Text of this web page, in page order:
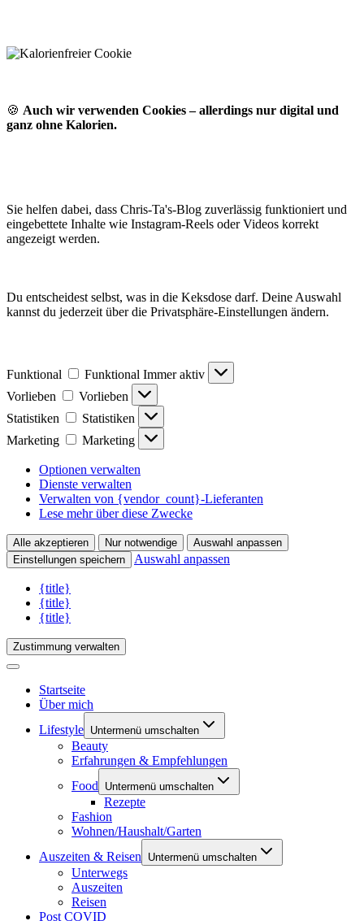
🍪 Auch wir verwenden Cookies – allerdings nur digital und
ganz ohne Kalorien.
Sie helfen dabei, dass Chris-Ta's-Blog zuverlässig funktioniert und
eingebettete Inhalte wie Instagram-Reels oder Videos korrekt
angezeigt werden.
Du entscheidest selbst, was in die Keksdose darf. Deine Auswahl
kannst du jederzeit über die Privatsphäre-Einstellungen ändern.
Funktional Funktional Immer aktiv
Vorlieben
Vorlieben
Statistiken
Statistiken
Marketing
Marketing
Optionen verwalten
Dienste verwalten
Verwalten von {vendor_count}-Lieferanten
Lese mehr über diese Zwecke
Alle akzeptieren Nur notwendige
Auswahl anpassen
Einstellungen speichern
Auswahl anpassen
{title}
{title}
{title}
Zustimmung verwalten
Startseite
Über mich
Lifestyle Untermenü umschalten
Beauty
Erfahrungen & Empfehlungen
Food
Untermenü umschalten
Rezepte
Fashion
Wohnen/Haushalt/Garten
Auszeiten & Reisen
Untermenü umschalten
Unterwegs
Auszeiten
Reisen
Post COVID